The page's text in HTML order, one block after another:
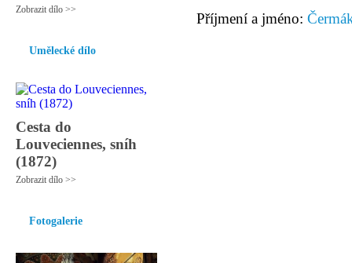
Zobrazit dílo >>
Umělecké dílo
Cesta do
Louveciennes, sníh
(1872)
Zobrazit dílo >>
Fotogalerie
Příjmení a jméno: